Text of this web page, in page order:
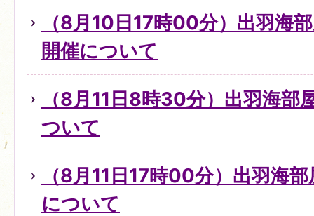
（8月10日17時00分）出羽海
開催について
（8月11日8時30分）出羽海部
ついて
（8月11日17時00分）出羽海
について